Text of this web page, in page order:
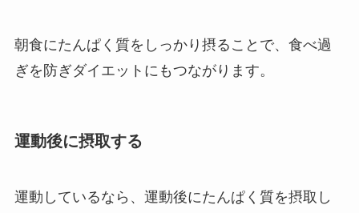
朝食にたんぱく質をしっかり摂ることで、食べ過
ぎを防ぎダイエットにもつながります。
運動後に摂取する
運動しているなら、運動後にたんぱく質を摂取し